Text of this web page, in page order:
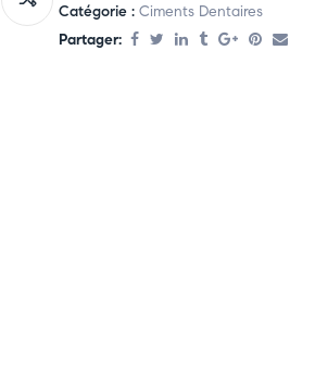
Catégorie : Ciments Dentaires
Partager: